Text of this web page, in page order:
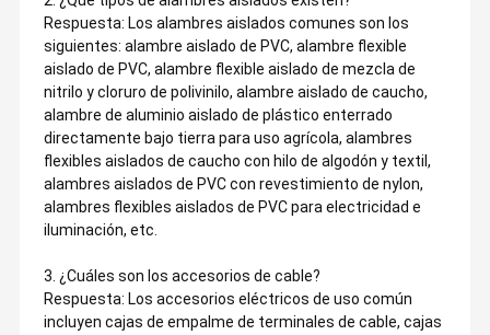
Respuesta: Los alambres aislados comunes son los
siguientes: alambre aislado de PVC, alambre flexible
aislado de PVC, alambre flexible aislado de mezcla de
nitrilo y cloruro de polivinilo, alambre aislado de caucho,
alambre de aluminio aislado de plástico enterrado
directamente bajo tierra para uso agrícola, alambres
flexibles aislados de caucho con hilo de algodón y textil,
alambres aislados de PVC con revestimiento de nylon,
alambres flexibles aislados de PVC para electricidad e
iluminación, etc.
3. ¿Cuáles son los accesorios de cable?
Respuesta: Los accesorios eléctricos de uso común
incluyen cajas de empalme de terminales de cable, cajas